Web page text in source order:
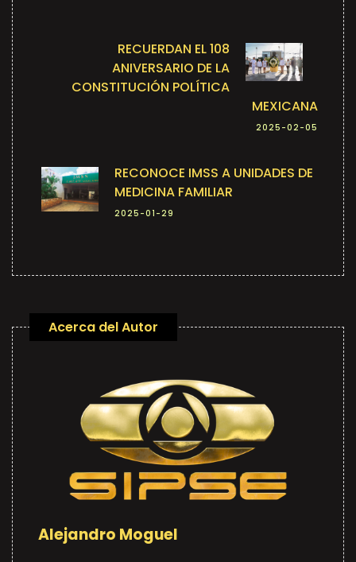
RECUERDAN EL 108
ANIVERSARIO DE LA
CONSTITUCIÓN POLÍTICA
MEXICANA
2025-02-05
RECONOCE IMSS A UNIDADES DE
MEDICINA FAMILIAR
2025-01-29
Acerca del Autor
Alejandro Moguel